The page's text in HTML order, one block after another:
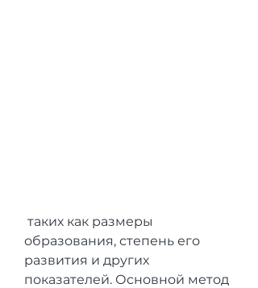
образования, степень его
развития и других
показателей. Основной метод